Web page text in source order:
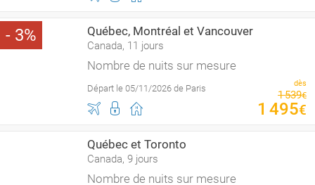
3 Québec, Montréal et Vancouver
Canada, 11 jours
Nombre de nuits sur mesure
Départ le 05/11/2026 de Paris dès
1539€
1 495€
Québec et Toronto
Canada, 9 jours
Nombre de nuits sur mesure